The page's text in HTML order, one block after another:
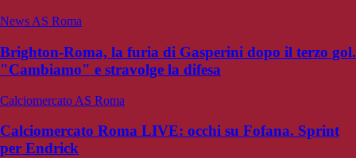
News AS Roma
Brighton-Roma, la furia di Gasperini dopo il terzo gol.
"Cambiamo" e stravolge la difesa
Calciomercato AS Roma
Calciomercato Roma LIVE: occhi su Fofana. Sprint
per Endrick